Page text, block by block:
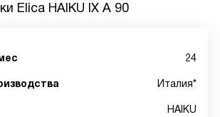
Elica HAIKU IX A 90
24
Италия*
HAIKU